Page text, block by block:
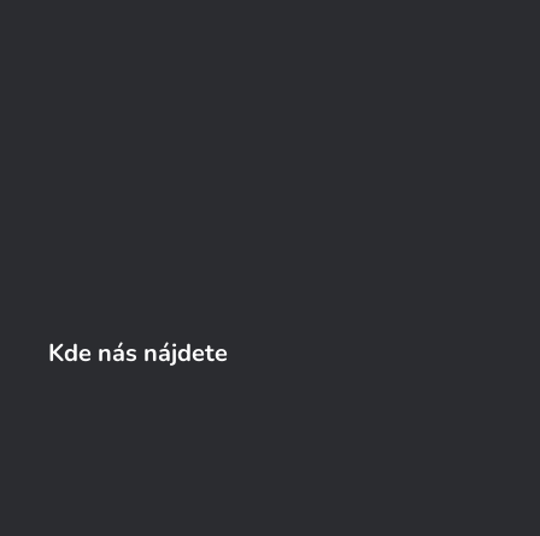
Kde nás nájdete